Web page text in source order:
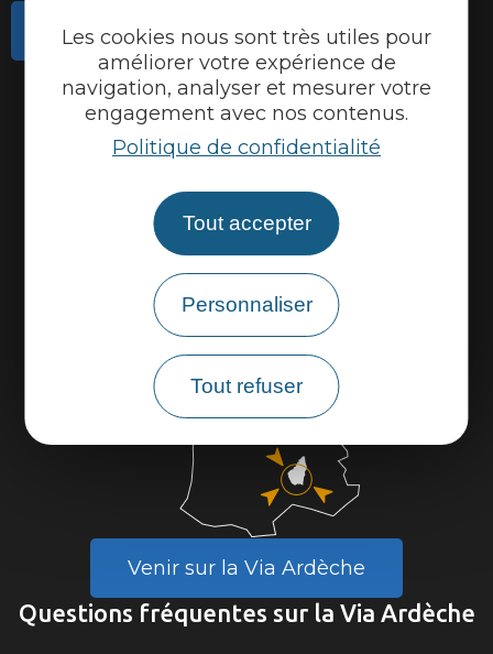
Les cookies nous sont très utiles pour
améliorer votre expérience de
navigation, analyser et mesurer votre
engagement avec nos contenus.
Politique de confidentialité
Tout accepter
Personnaliser
Tout refuser
Contactez-nous
Actualités
Météo
Marque Accueil Vélo
Espace presse
Espace pro
Venir sur la Via Ardèche
Questions fréquentes sur la Via Ardèche